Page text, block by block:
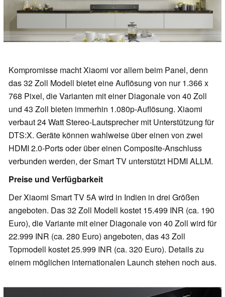
Kompromisse macht Xiaomi vor allem beim Panel, denn
das 32 Zoll Modell bietet eine Auflösung von nur 1.366 x
768 Pixel, die Varianten mit einer Diagonale von 40 Zoll
und 43 Zoll bieten immerhin 1.080p-Auflösung. Xiaomi
verbaut 24 Watt Stereo-Lautsprecher mit Unterstützung für
DTS:X. Geräte können wahlweise über einen von zwei
HDMI 2.0-Ports oder über einen Composite-Anschluss
verbunden werden, der Smart TV unterstützt HDMI ALLM.
Preise und Verfügbarkeit
Der Xiaomi Smart TV 5A wird in Indien in drei Größen
angeboten. Das 32 Zoll Modell kostet 15.499 INR (ca. 190
Euro), die Variante mit einer Diagonale von 40 Zoll wird für
22.999 INR (ca. 280 Euro) angeboten, das 43 Zoll
Topmodell kostet 25.999 INR (ca. 320 Euro). Details zu
einem möglichen internationalen Launch stehen noch aus.